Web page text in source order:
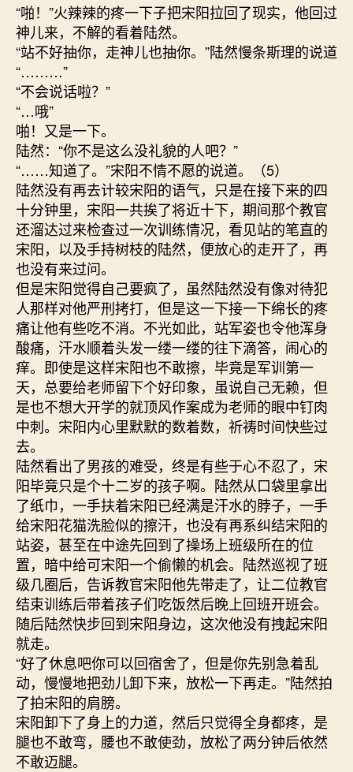
“啪！”火辣辣的疼一下子把宋阳拉回了现实，他回过
神儿来，不解的看着陆然。
“站不好抽你，走神儿也抽你。”陆然慢条斯理的说道
“………”
“不会说话啦？”
“…哦”
啪！又是一下。
陆然：“你不是这么没礼貌的人吧？”
“……知道了。”宋阳不情不愿的说道。（5）
陆然没有再去计较宋阳的语气，只是在接下来的四
十分钟里，宋阳一共挨了将近十下，期间那个教官
还溜达过来检查过一次训练情况，看见站的笔直的
宋阳，以及手持树枝的陆然，便放心的走开了，再
也没有来过问。
但是宋阳觉得自己要疯了，虽然陆然没有像对待犯
人那样对他严刑拷打，但是这一下接一下绵长的疼
痛让他有些吃不消。不光如此，站军姿也令他浑身
酸痛，汗水顺着头发一缕一缕的往下滴答，闹心的
痒。即使是这样宋阳也不敢擦，毕竟是军训第一
天，总要给老师留下个好印象，虽说自己无赖，但
是也不想大开学的就顶风作案成为老师的眼中钉肉
中刺。宋阳内心里默默的数着数，祈祷时间快些过
去。
陆然看出了男孩的难受，终是有些于心不忍了，宋
阳毕竟只是个十二岁的孩子啊。陆然从口袋里拿出
了纸巾，一手扶着宋阳已经满是汗水的脖子，一手
给宋阳花猫洗脸似的擦汗，也没有再系纠结宋阳的
站姿，甚至在中途先回到了操场上班级所在的位
置，暗中给可宋阳一个偷懒的机会。陆然巡视了班
级几圈后，告诉教官宋阳他先带走了，让二位教官
结束训练后带着孩子们吃饭然后晚上回班开班会。
随后陆然快步回到宋阳身边，这次他没有拽起宋阳
就走。
“好了休息吧你可以回宿舍了，但是你先别急着乱
动，慢慢地把劲儿卸下来，放松一下再走。”陆然拍
了拍宋阳的肩膀。
宋阳卸下了身上的力道，然后只觉得全身都疼，是
腿也不敢弯，腰也不敢使劲，放松了两分钟后依然
不敢迈腿。